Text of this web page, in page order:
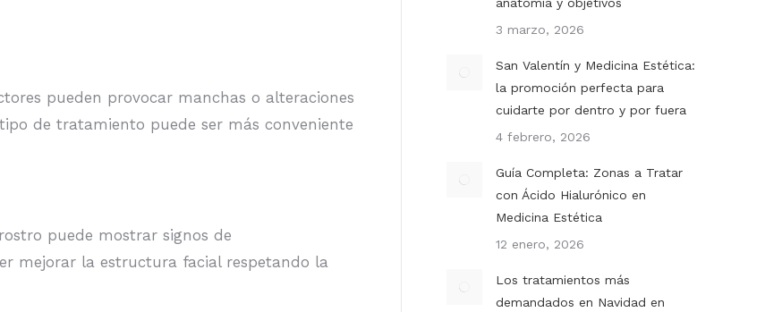
pueden provocar manchas o alteraciones
de tratamiento puede ser más conveniente
puede mostrar signos de
mejorar la estructura facial respetando la
3 marzo, 2026
San Valentín y Medicina Estética:
la promoción perfecta para
cuidarte por dentro y por fuera
4 febrero, 2026
Guía Completa: Zonas a Tratar
con Ácido Hialurónico en
Medicina Estética
12 enero, 2026
Los tratamientos más
demandados en Navidad en